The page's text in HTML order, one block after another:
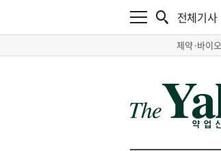
전체기사
제약·바이오